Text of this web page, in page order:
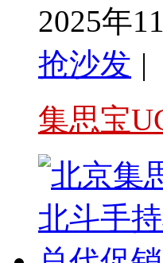
2025年
抢沙发 |
集思宝